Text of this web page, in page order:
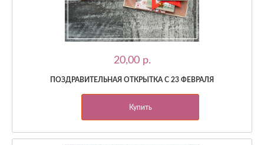
20,00 p.
ПОЗДРАВИТЕЛЬНАЯ ОТКРЫТКА С 23 ФЕВРАЛЯ
Купить